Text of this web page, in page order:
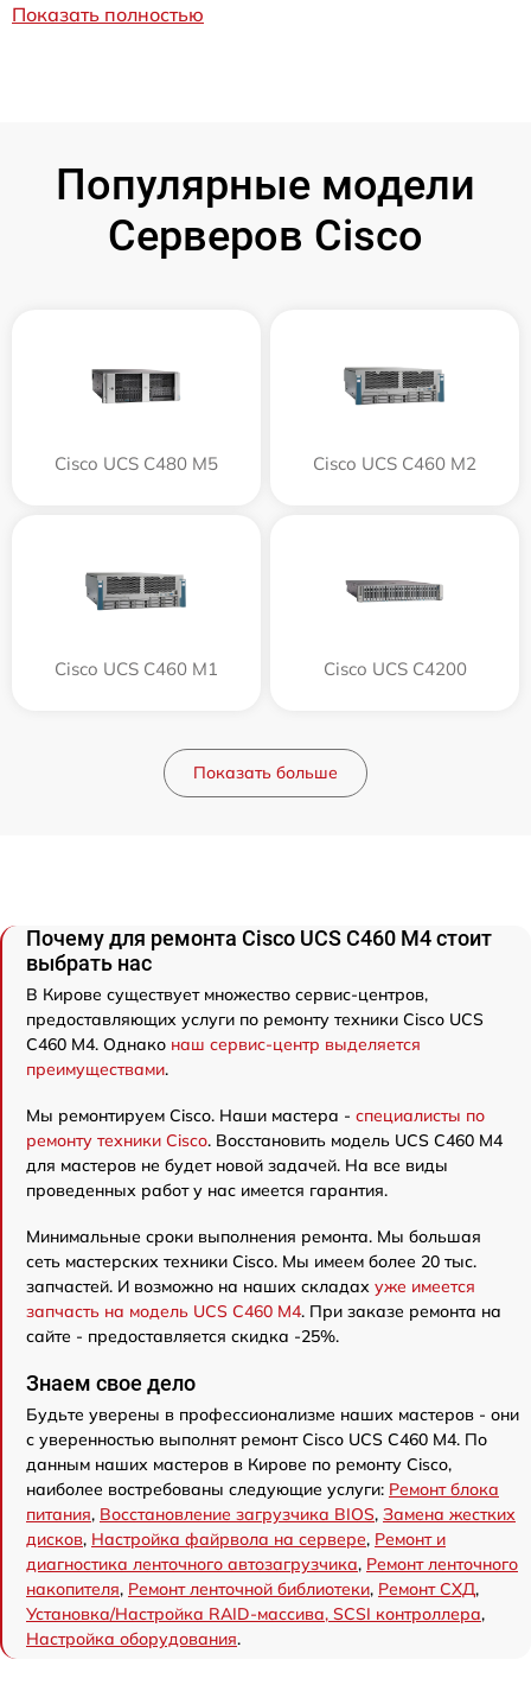
Показать полностью
Популярные модели
Серверов Cisco
Cisco UCS C480 M5 Cisco UCS C460 M2
Cisco UCS C460 M1 Cisco UCS C4200
Показать больше
Почему для ремонта Cisco UCS C460 M4 стоит
выбрать нас
В Кирове существует множество сервис-центров,
предоставляющих услуги по ремонту техники Cisco UCS
C460 M4. Однако наш сервис-центр выделяется
преимуществами.
Мы ремонтируем Cisco. Наши мастера - специалисты по
ремонту техники Cisco. Восстановить модель UCS C460 M4
для мастеров не будет новой задачей. На все виды
проведенных работ у нас имеется гарантия.
Минимальные сроки выполнения ремонта. Мы большая
сеть мастерских техники Cisco. Мы имеем более 20 тыс.
запчастей. И возможно на наших складах уже имеется
запчасть на модель UCS C460 M4. При заказе ремонта на
сайте - предоставляется скидка -25%.
Знаем свое дело
Будьте уверены в профессионализме наших мастеров - они
с уверенностью выполнят ремонт Cisco UCS C460 M4. По
данным наших мастеров в Кирове по ремонту Cisco,
наиболее востребованы следующие услуги: Ремонт блока
питания, Восстановление загрузчика BIOS, Замена жестких
дисков, Настройка файрвола на сервере, Ремонт и
диагностика ленточного автозагрузчика, Ремонт ленточного
накопителя, Ремонт ленточной библиотеки, Ремонт СХД,
Установка/Настройка RAID-массива, SCSI контроллера,
Настройка оборудования.